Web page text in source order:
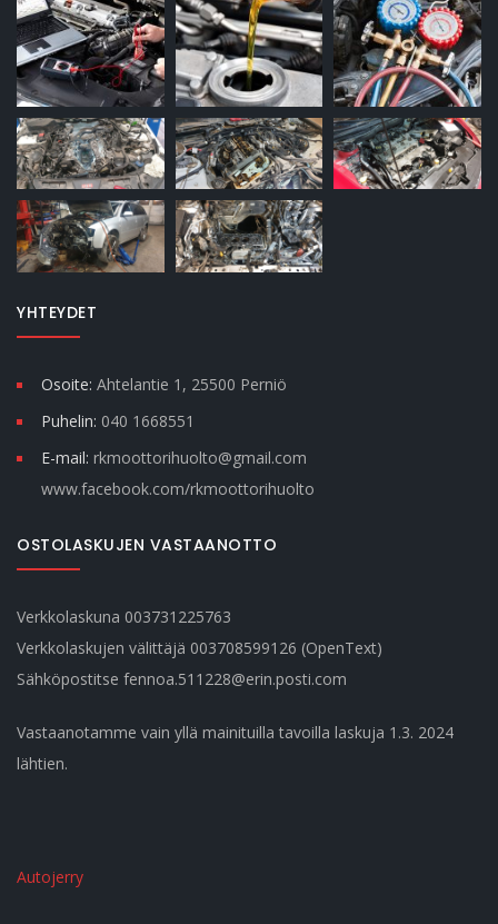
YHTEYDET
Osoite: Ahtelantie 1, 25500 Perniö
Puhelin: 040 1668551
E-mail: rkmoottorihuolto@gmail.com
www.facebook.com/rkmoottorihuolto
OSTOLASKUJEN VASTAANOTTO
Verkkolaskuna 003731225763
Verkkolaskujen välittäjä 003708599126 (OpenText)
Sähköpostitse fennoa.511228@erin.posti.com
Vastaanotamme vain yllä mainituilla tavoilla laskuja 1.3. 2024
lähtien.
Autojerry